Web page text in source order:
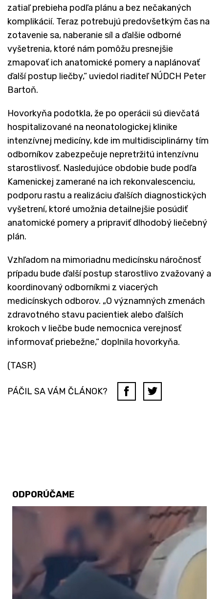
zatiaľ prebieha podľa plánu a bez nečakaných
komplikácií. Teraz potrebujú predovšetkým čas na
zotavenie sa, naberanie síl a ďalšie odborné
vyšetrenia, ktoré nám pomôžu presnejšie
zmapovať ich anatomické pomery a naplánovať
ďalší postup liečby,“ uviedol riaditeľ NÚDCH Peter
Bartoň.
Hovorkyňa podotkla, že po operácii sú dievčatá
hospitalizované na neonatologickej klinike
intenzívnej medicíny, kde im multidisciplinárny tím
odborníkov zabezpečuje nepretržitú intenzívnu
starostlivosť. Nasledujúce obdobie bude podľa
Kamenickej zamerané na ich rekonvalescenciu,
podporu rastu a realizáciu ďalších diagnostických
vyšetrení, ktoré umožnia detailnejšie posúdiť
anatomické pomery a pripraviť dlhodobý liečebný
plán.
Vzhľadom na mimoriadnu medicínsku náročnosť
prípadu bude ďalší postup starostlivo zvažovaný a
koordinovaný odborníkmi z viacerých
medicínskych odborov. „O významných zmenách
zdravotného stavu pacientiek alebo ďalších
krokoch v liečbe bude nemocnica verejnosť
informovať priebežne,“ doplnila hovorkyňa.
(TASR)
PÁČIL SA VÁM ČLÁNOK?
ODPORÚČAME